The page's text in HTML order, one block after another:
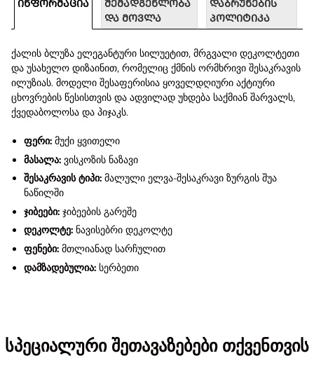
ᲘᲜᲤᲝᲠᲛᲐᲪᲘᲐ
ᲨᲔᲛᲐᲓᲒᲔᲜᲚᲝᲑᲐ
ᲓᲐ ᲛᲝᲕᲚᲐ
ᲓᲐᲑᲠᲣᲜᲔᲑᲘᲡ
ᲞᲝᲚᲘᲢᲘᲙᲐ
ქალის ბლუზა ელეგანტური სილუეტით, მრგვალი დეკოლტეთი
და უსახელო დიზაინით, რომელიც ქმნის ორმხრივი შესაკრავის
ილუზიას. მოდელი შესაფერისია ყოველდღიური აქტიური
ცხოვრების წესისთვის და ადვილად უხდება საქმიან შარვალს,
ქვედაბოლოსა და პიჯაკს.
ფერი:მუქი ყვითელი
მასალა:ვისკოზის ნაზავი
შესაკრავის ტიპი:მალული ელვა-შესაკრავი ზურგის შუა
ნაწილში
ჯიბეები:ჯიბეების გარეშე
დეკოლტე:ნავისებრი დეკოლტე
ფენები:მთლიანად სარჩულით
დამზადებულია:სერბეთი
სპეციალური შეთავაზებები თქვენთვის